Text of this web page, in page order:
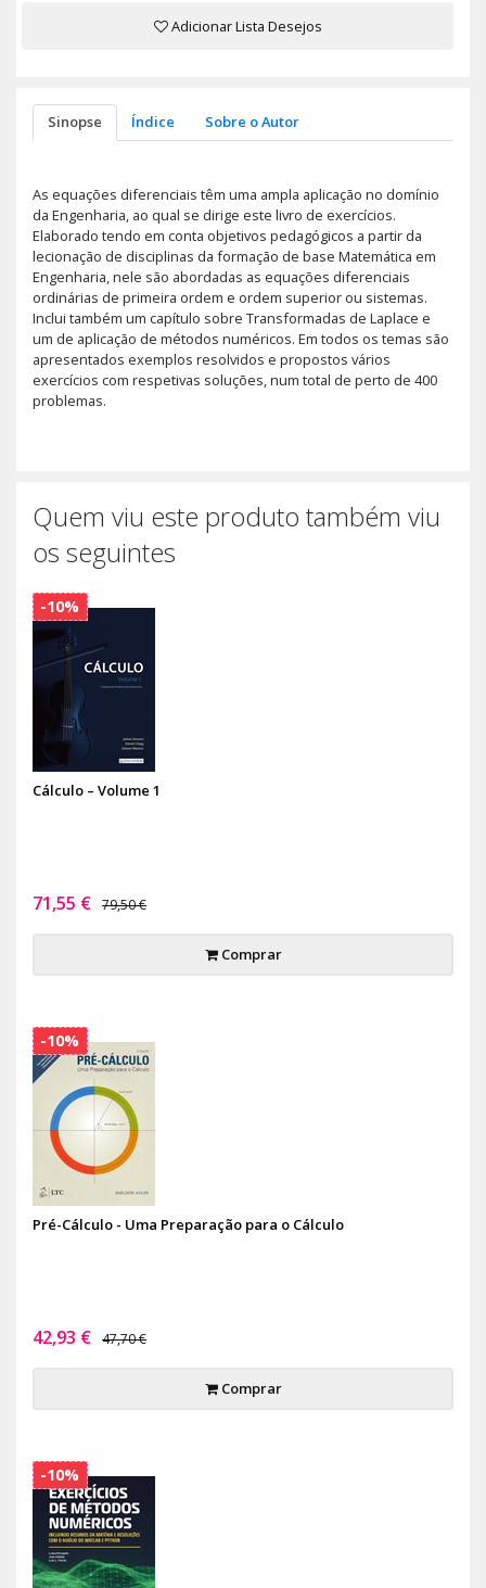
Adicionar Lista Desejos
Sinopse Índice Sobre o Autor
As equações diferenciais têm uma ampla aplicação no domínio
da Engenharia, ao qual se dirige este livro de exercícios.
Elaborado tendo em conta objetivos pedagógicos a partir da
lecionação de disciplinas da formação de base Matemática em
Engenharia, nele são abordadas as equações diferenciais
ordinárias de primeira ordem e ordem superior ou sistemas.
Inclui também um capítulo sobre Transformadas de Laplace e
um de aplicação de métodos numéricos. Em todos os temas são
apresentados exemplos resolvidos e propostos vários
exercícios com respetivas soluções, num total de perto de 400
problemas.
Quem viu este produto também viu
os seguintes
Cálculo – Volume 1
71,55 € 79,50 €
Comprar
-10%
Pré-Cálculo - Uma Preparação para o Cálculo
42,93 € 47,70 €
Comprar
-10%
-10%